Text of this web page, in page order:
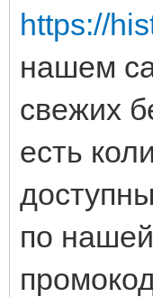
https://
нашем
свежих
есть
по